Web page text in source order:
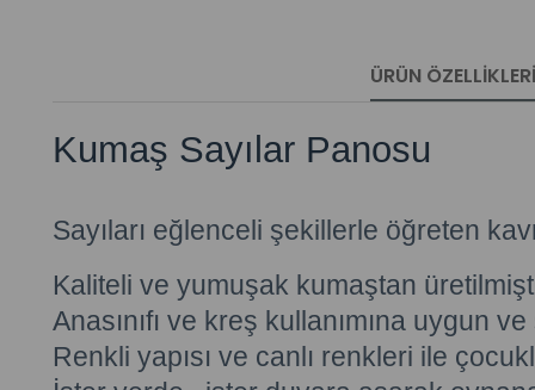
ÜRÜN ÖZELLIKLERI
Kumaş Sayılar Panosu
Sayıları eğlenceli şekillerle öğreten
Kaliteli ve yumuşak kumaştan
Anasınıfı ve kreş kullanımına uygun
Renkli yapısı ve canlı renkleri ile